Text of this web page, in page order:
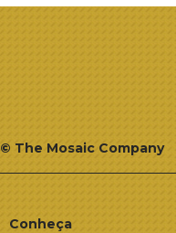
© The Mosaic Company
Conheça